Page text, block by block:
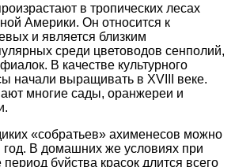
в тропических лесах
Америки. Он относится к
и является близким
среди цветоводов сенполий,
В качестве культурного
начали выращивать в XVIII веке.
многие сады, оранжереи и
«собратьев» ахименесов можно
год. В домашних же условиях при
буйства красок длится всего